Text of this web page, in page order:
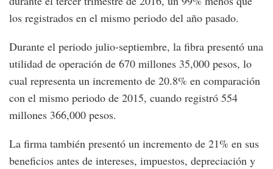
los registrados en el mismo periodo del año pasado.
Durante el periodo julio-septiembre, la fibra presentó una
utilidad de operación de 670 millones 35,000 pesos, lo
cual representa un incremento de 20.8% en comparación
con el mismo periodo de 2015, cuando registró 554
millones 366,000 pesos.
La firma también presentó un incremento de 21% en sus
beneficios antes de intereses, impuestos, depreciación y